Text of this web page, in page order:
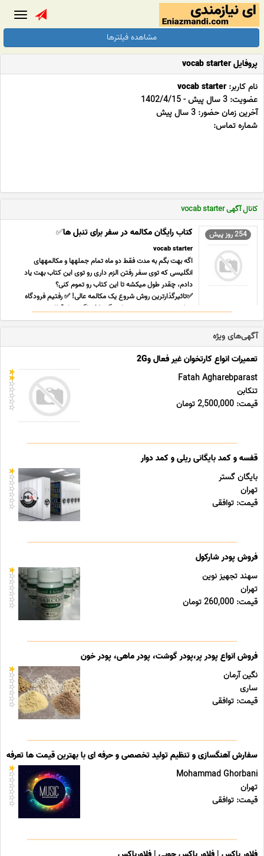
مشاهده فیلترها
پروفایل vocab starter
نام کاربر:vocab starter
عضویت: 3 سال پیش - 1402/4/15
آخرین زمان حضور: 3 سال پیش
شماره تماس:
کانال آگهی vocab starter
254 روز پیش کتاب رایگان مکالمه در سفر برای تنبل ها✅
vocab starter
اگه بهت بگم به مدت فقط دو ماه تمام جملهها و مکالمههای
انگلیسی که توی سفر رفتن الزم داری رو توی این کتاب بهت یاد
دادم، چقدر طول میکشه تا این کتاب رو تموم کنی؟
✅تاثیرگذارترین روش شروع یک مکالمه عالی! ✅ رفتیم فرودگاه
ممکنه چی بشنویم و چی باید بگیم؟ ✅ اگه سوار قطار شدیم چی
بای ... ...
آگهی‌های ویژه
تعمیرات انواع کارتخوان غیر فعال و2G
Fatah Agharebparast
تنکابن
قیمت: 2,500,000 تومان
قفسه و کمد بایگانی ریلی و کمد دوار
بایگان گستر
تهران
قیمت: توافقی
فروش پودر شارکول
سهند تجهیز نوین
تهران
قیمت: 260,000 تومان
فروش انواع پودر پر،پودر گوشت، پودر ماهی، پودر خون
نگین آرمان
ساری
قیمت: توافقی
سفارش آهنگسازی و تنظیم تولید تخصصی و حرفه ای با بهترین قیمت ها تعرفه
Mohammad Ghorbani
تهران
قیمت: توافقی